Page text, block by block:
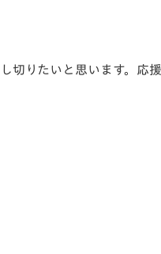
切りたいと思います。応